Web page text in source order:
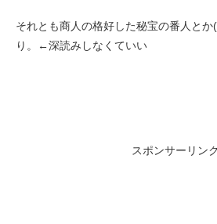
それとも商人の格好した秘宝の番人と
り。←深読みしなくていい
スポンサーリンク